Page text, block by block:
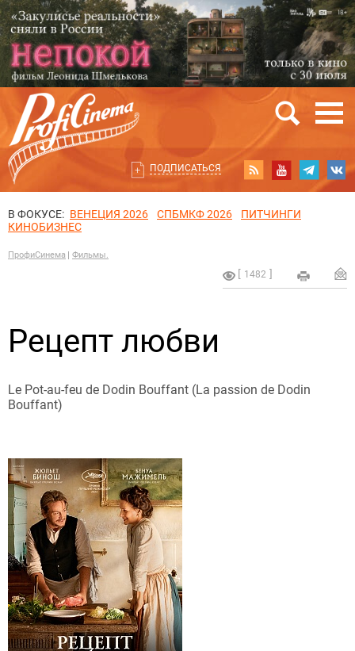
ПОДПИСАТЬСЯ
В ФОКУСЕ: ВЕНЕЦИЯ 2026 СПБМКФ 2026
ПИТЧИНГИ
КИНОБИЗНЕС
ПрофиСинема Фильмы.
1482
Рецепт любви
Le Pot-au-feu de Dodin Bouffant (La passion de Dodin
Bouffant)